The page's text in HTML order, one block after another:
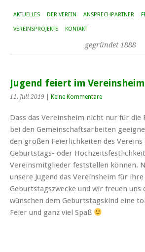
AKTUELLES DER VEREIN ANSPRECHPARTNER
VEREINSPROJEKTE KONTAKT
gegründet 1888
Jugend feiert im Vereinsheim
11. Juli 2019 Keine Kommentare
Dass das Vereinsheim nicht nur für die
bei den Gemeinschaftsarbeiten
den großen Feierlichkeiten des Vereins
Geburtstags- oder
Vereinsmitglieder feststellen können.
unsere Jugend das Vereinsheim für ihre
Geburtstagszwecke und wir freuen uns
wünschen dem Geburtstagskind eine
Feier und ganz viel Spaß